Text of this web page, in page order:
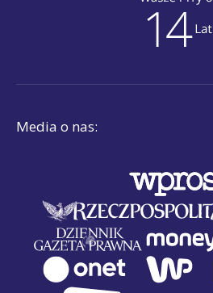
Media o nas: